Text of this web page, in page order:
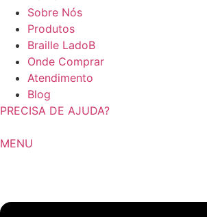
Sobre Nós
Produtos
Braille LadoB
Onde Comprar
Atendimento
Blog
PRECISA DE AJUDA?
MENU